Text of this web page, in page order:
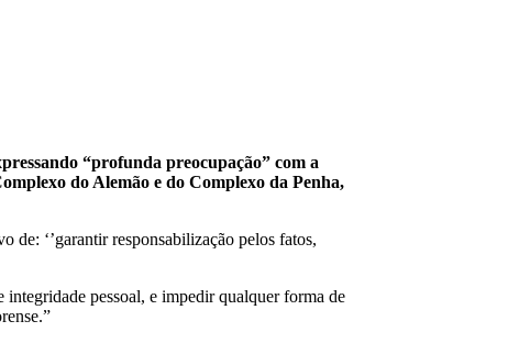
“profunda preocupação” com a
do Alemão e do Complexo da Penha,
de: ‘’garantir responsabilização pelos fatos,
integridade pessoal, e impedir qualquer forma de